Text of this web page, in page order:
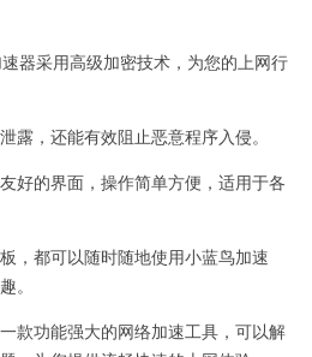
采用高级加密技术，为您的上网行
，还能有效阻止恶意程序入侵。
的界面，操作简单方便，适用于各
都可以随时随地使用小蓝鸟加速
。
功能强大的网络加速工具，可以解